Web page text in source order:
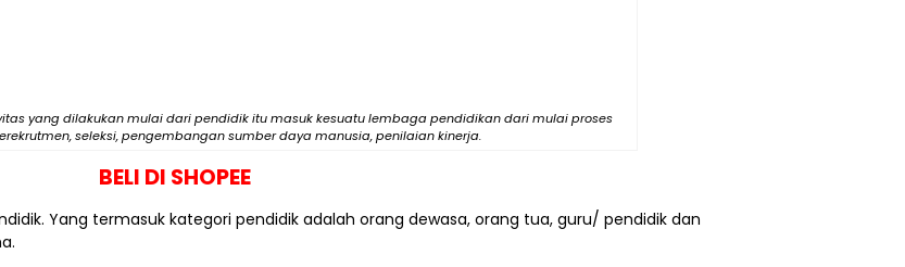
yang dilakukan mulai dari pendidik itu masuk kesuatu lembaga pendidikan dari mulai proses
seleksi, pengembangan sumber daya manusia, penilaian kinerja.
BELI DI SHOPEE
Yang termasuk kategori pendidik adalah orang dewasa, orang tua, guru/ pendidik dan